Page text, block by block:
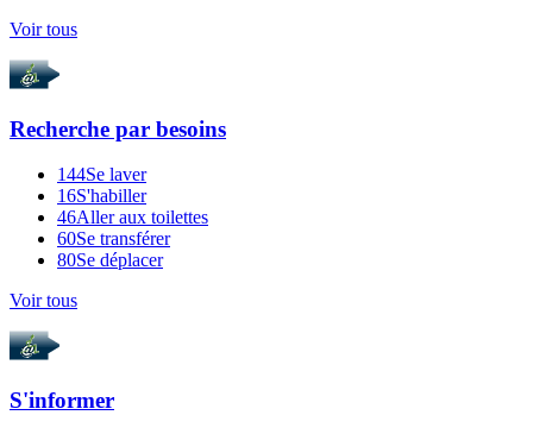
Voir tous
Recherche par besoins
144Se laver
16S'habiller
46Aller aux toilettes
60Se transférer
80Se déplacer
Voir tous
S'informer